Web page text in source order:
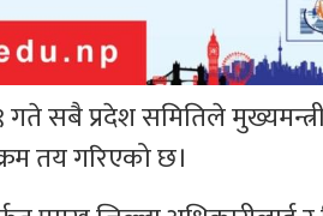
९ गते सबै प्रदेश समितिले
तय गरिएको छ।